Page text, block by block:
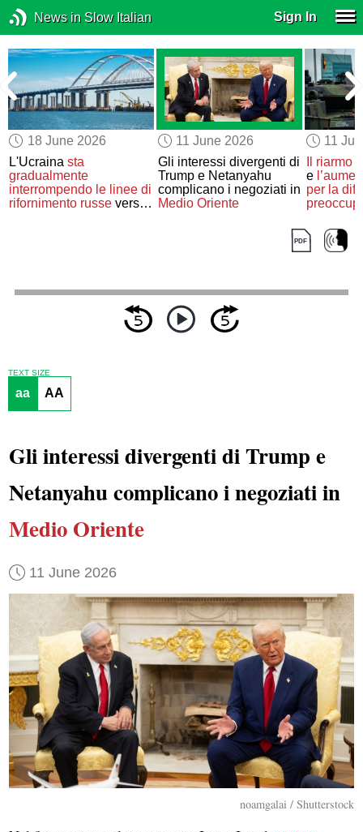
News in Slow Italian Sign In
18 June 2026
L'Ucrainasta
gradualmente
interrompendo le linee di
rifornimento russe verso
11 June 2026
Gli interessi divergenti di
Trump e Netanyahu
complicano i negoziati in
Medio Oriente
11
Il riarmo
e
per la
TEXT SIZE
aa AA
Gli interessi divergenti di Trump e
Netanyahu complicano i negoziati in
Medio Oriente
11 June 2026
noamgalai / Shutterstock